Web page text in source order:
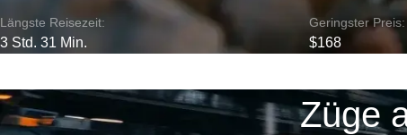
Längste Reisezeit:
3 Std. 31 Min.
Geringster Preis:
$168
Züge